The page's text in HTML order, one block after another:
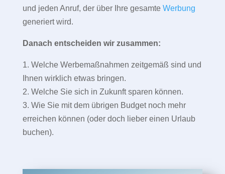
und jeden Anruf, der über Ihre gesamte Werbung
generiert wird.
Danach entscheiden wir zusammen:
1. Welche Werbemaßnahmen zeitgemäß sind und
Ihnen wirklich etwas bringen.
2. Welche Sie sich in Zukunft sparen können.
3. Wie Sie mit dem übrigen Budget noch mehr
erreichen können (oder doch lieber einen Urlaub
buchen).